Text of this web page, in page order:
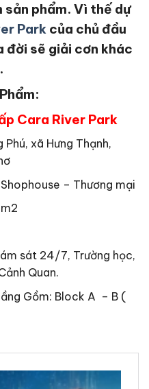
phẩm. Vì thế dự
Park của chủ đầu
đời sẽ giải cơn khác
Cara River Park
Phú, xã Hưng Thạnh,
– Thương mại
sát 24/7, Trường học,
Quan.
Gồm: Block A – B (